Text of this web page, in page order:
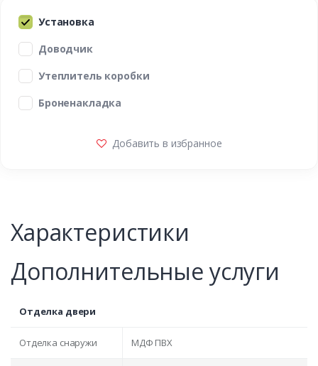
Установка
Доводчик
Утеплитель коробки
Броненакладка
Добавить в избранное
Характеристики
Дополнительные услуги
Отделка двери
Отделка снаружи МДФ ПВХ